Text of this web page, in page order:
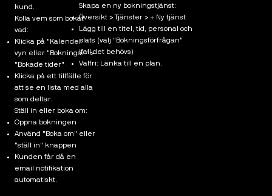
Skapa en ny bokningstjänst:
Översikt > Tjänster > + Ny tjänst
Lägg till en titel, tid, personal och
plats (välj "Bokningsförfrågan"
ifall det behövs)
Valfri: Länka till en plan.
kund.
Kolla vem som bokat
vad:
Klicka på "Kalender"
vyn eller "Bokningar" >
"Bokade tider"
Klicka på ett tillfälle för
att se en lista med alla
som deltar.
Ställ in eller boka om:
Öppna bokningen
Använd "Boka om" eller
"ställ in" knappen
Kunden får då en
email notifikation
automatiskt.